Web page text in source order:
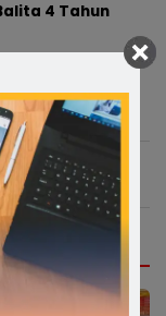
4 Tahun
Bone
Dilantik